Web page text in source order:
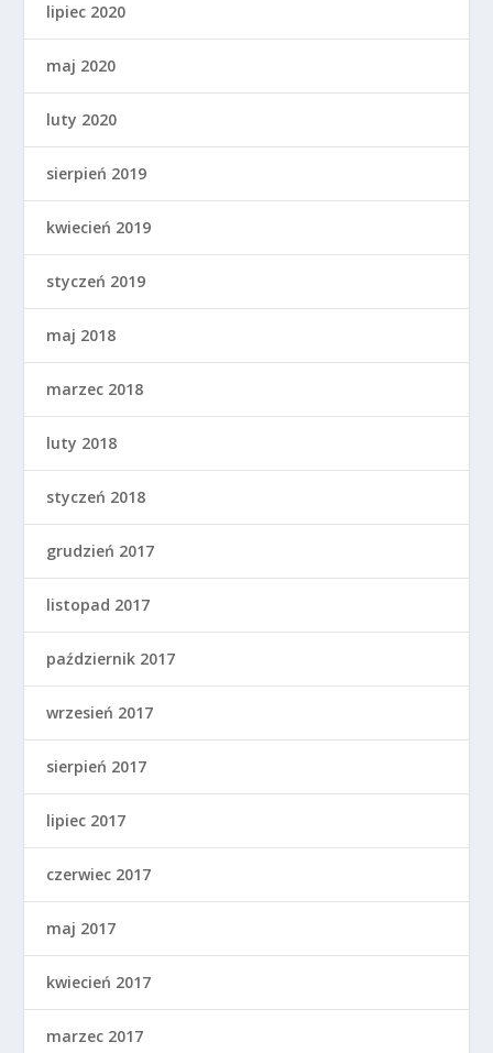
lipiec 2020
maj 2020
luty 2020
sierpień 2019
kwiecień 2019
styczeń 2019
maj 2018
marzec 2018
luty 2018
styczeń 2018
grudzień 2017
listopad 2017
październik 2017
wrzesień 2017
sierpień 2017
lipiec 2017
czerwiec 2017
maj 2017
kwiecień 2017
marzec 2017